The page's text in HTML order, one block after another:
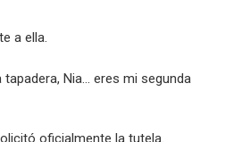
a ella.
tapadera, Nia… eres mi segunda
oficialmente la tutela.